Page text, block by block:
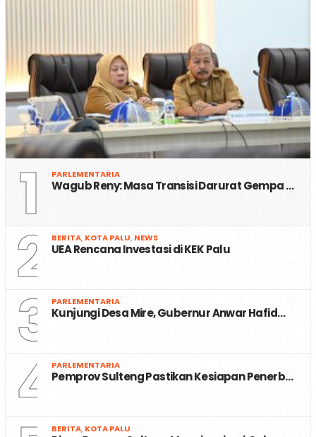
1 PARLEMENTARIA
Wagub Reny: Masa Transisi Darurat Gempa …
2 BERITA, KOTA PALU, NEWS
UEA Rencana Investasi di KEK Palu
3 PARLEMENTARIA
Kunjungi Desa Mire, Gubernur Anwar Hafid…
4 PARLEMENTARIA
Pemprov Sulteng Pastikan Kesiapan Penerb…
BERITA, KOTA PALU